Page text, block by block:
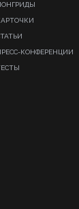
КОНФЕРЕНЦИИ